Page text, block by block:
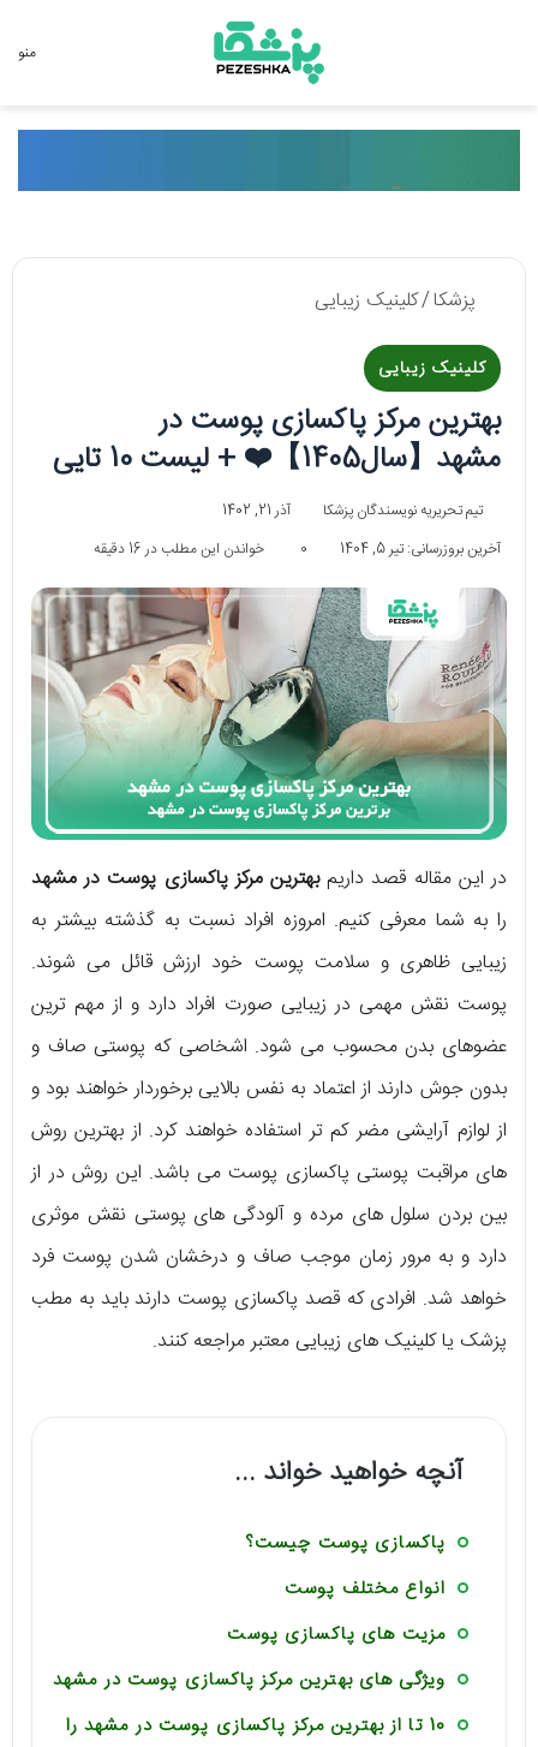
منو
پزشکا/کلینیک زیبایی
کلینیک زیبایی
بهترین مرکز پاکسازی پوست در
مشهد【سال1405】❤️ + لیست 10 تایی
تیم تحریریه نویسندگان پزشکا
آذر 21, 1402
آخرین بروزرسانی: تیر 5, 1404
0 خواندن این مطلب در 16 دقیقه
در این مقاله قصد داریمبهترین مرکز پاکسازی پوست در مشهد
را به شما معرفی کنیم. امروزه افراد نسبت به گذشته بیشتر به
زیبایی ظاهری و سلامت پوست خود ارزش قائل می شوند.
پوست نقش مهمی در زیبایی صورت افراد دارد و از مهم ترین
عضوهای بدن محسوب می شود. اشخاصی که پوستی صاف و
بدون جوش دارند از اعتماد به نفس بالایی برخوردار خواهند بود و
از لوازم آرایشی مضر کم تر استفاده خواهند کرد. از بهترین روش
های مراقبت پوستی پاکسازی پوست می باشد. این روش در از
بین بردن سلول های مرده و آلودگی های پوستی نقش موثری
دارد و به مرور زمان موجب صاف و درخشان شدن پوست فرد
خواهد شد. افرادی که قصد پاکسازی پوست دارند باید به مطب
پزشک یا کلینیک های زیبایی معتبر مراجعه کنند.
آنچه خواهید خواند ...
پاکسازی پوست چیست؟
انواع مختلف پوست
مزیت های پاکسازی پوست
ویژگی های بهترین مرکز پاکسازی پوست در مشهد
10 تا از بهترین مرکز پاکسازی پوست در مشهد را